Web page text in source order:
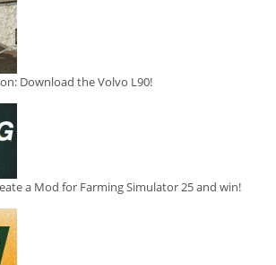
Download the Volvo L90!
a Mod for Farming Simulator 25 and win!